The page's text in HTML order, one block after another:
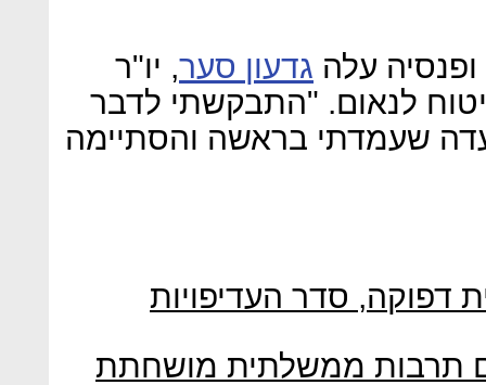
עלה גדעון סער, יו"ר
לנאום. "התבקשתי לדבר
שעמדתי בראשה והסתיימה
דפוקה, סדר העדיפויות
תרבות ממשלתית מושחתת